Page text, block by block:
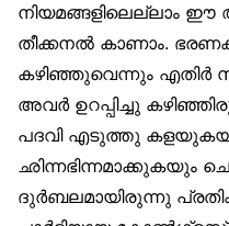
നിയമങ്ങളിലെല്ലാം ഈ
തീക്കനൽ കാണാം.
കഴിഞ്ഞുവെന്നും
അവർ ഉറപ്പിച്ചു
പദവി എടുത്തു
ഛിന്നഭിന്നമാക്കുകയും
ദുർബലമായിരുന്നു